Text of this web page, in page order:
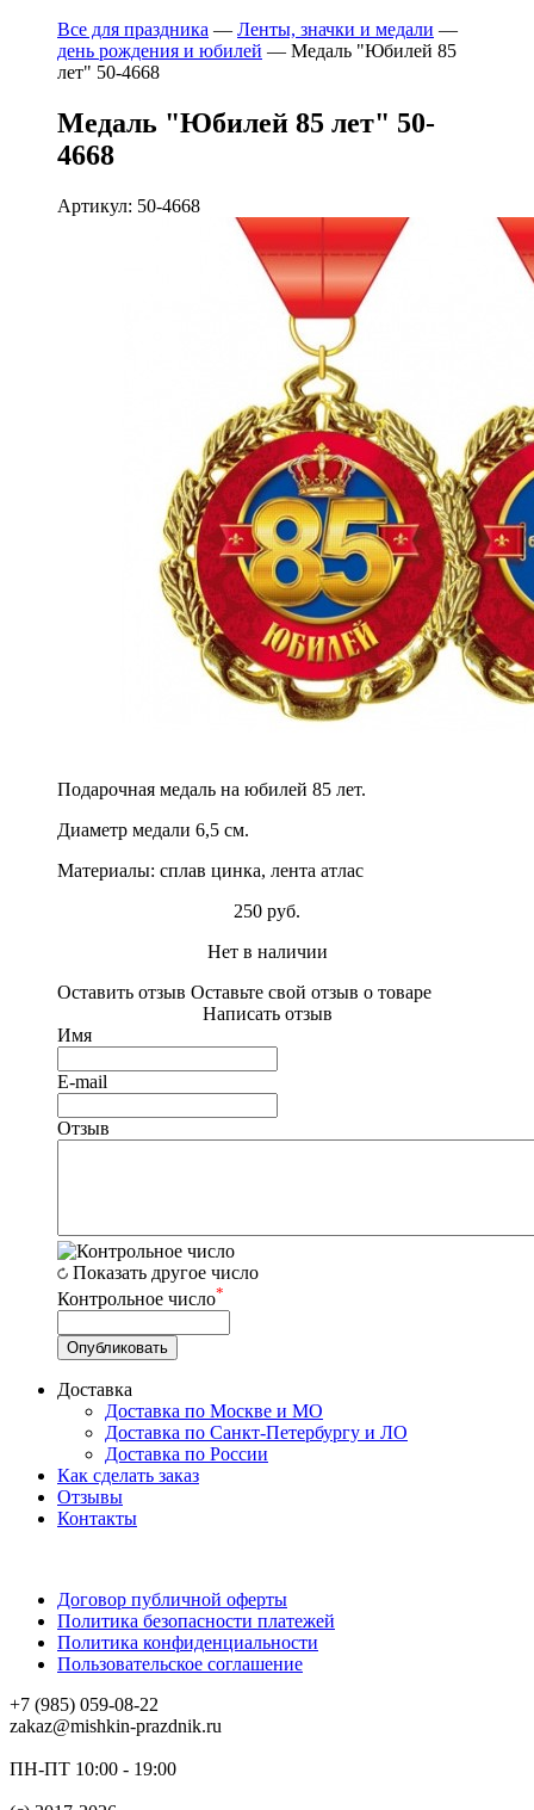
Все для праздника — Ленты, значки и медали —
день рождения и юбилей — Медаль "Юбилей 85
лет" 50-4668
Медаль "Юбилей 85 лет" 50-
4668
Артикул: 50-4668
Подарочная медаль на юбилей 85 лет.
Диаметр медали 6,5 см.
Материалы: сплав цинка, лента атлас
250 руб.
Нет в наличии
Оставить отзыв Оставьте свой отзыв о товаре
Написать отзыв
Имя
E-mail
Отзыв
Показать другое число
Контрольное число*
Доставка
Доставка по Москве и МО
Доставка по Санкт-Петербургу и ЛО
Доставка по России
Как сделать заказ
Отзывы
Контакты
Договор публичной оферты
Политика безопасности платежей
Политика конфиденциальности
Пользовательское соглашение
+7 (985) 059-08-22
zakaz@mishkin-prazdnik.ru
ПН-ПТ 10:00 - 19:00